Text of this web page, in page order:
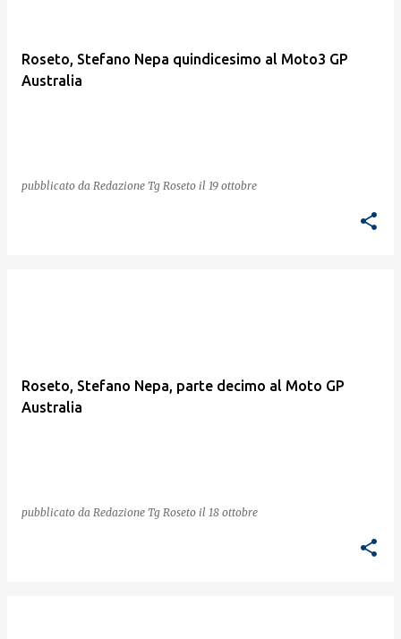
Roseto, Stefano Nepa quindicesimo al Moto3 GP
Australia
pubblicato da Redazione Tg Roseto il 19 ottobre
Roseto, Stefano Nepa, parte decimo al Moto GP
Australia
pubblicato da Redazione Tg Roseto il 18 ottobre